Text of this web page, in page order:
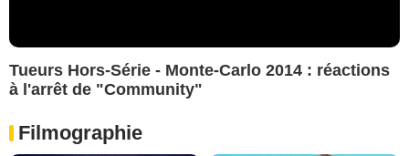
Tueurs Hors-Série - Monte-Carlo 2014 : réactions
à l'arrêt de "Community"
Filmographie